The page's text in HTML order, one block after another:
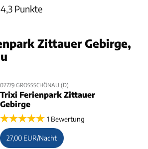
4,3 Punkte
Zittauer Gebirge,
02779 GROSSSCHÖNAU (D)
Trixi Ferienpark Zittauer
Gebirge
1 Bewertung
27,00 EUR/Nacht